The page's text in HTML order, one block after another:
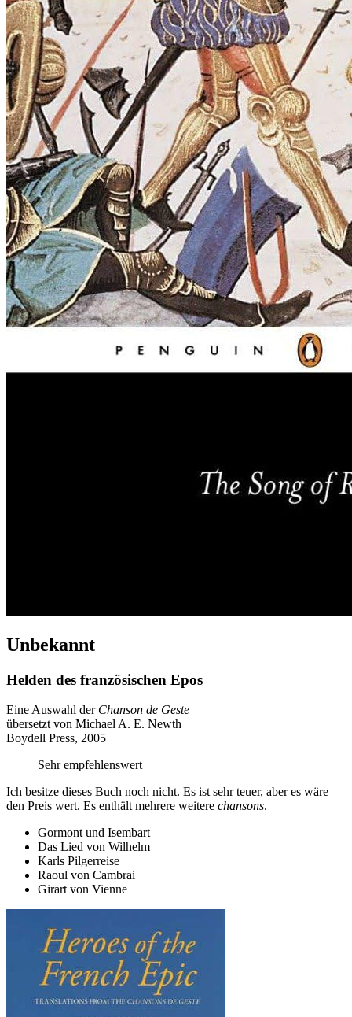
Unbekannt
Helden des französischen Epos
Eine Auswahl der Chanson de Geste
übersetzt von Michael A. E. Newth
Boydell Press, 2005
Sehr empfehlenswert
Ich besitze dieses Buch noch nicht. Es ist sehr teuer, aber es wäre
den Preis wert. Es enthält mehrere weitere chansons.
Gormont und Isembart
Das Lied von Wilhelm
Karls Pilgerreise
Raoul von Cambrai
Girart von Vienne